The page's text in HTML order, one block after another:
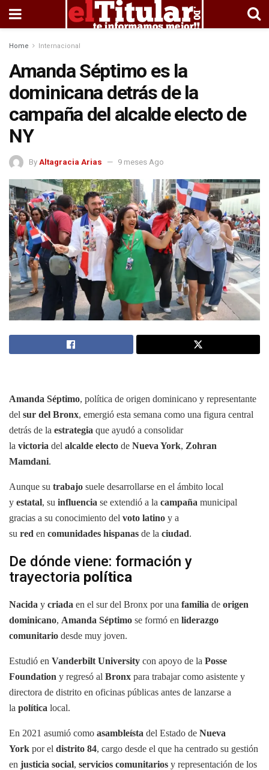
Home Internacional
Amanda Séptimo es la
dominicana detrás de la
campaña del alcalde electo de
NY
By Altagracia Arias 9 meses Ago
Amanda Séptimo, política de origen dominicano y representante
del sur del Bronx, emergió esta semana como una figura central
detrás de la estrategia que ayudó a consolidar
la victoria del alcalde electo de Nueva York, Zohran
Mamdani.
Aunque su trabajo suele desarrollarse en el ámbito local
y estatal, su influencia se extendió a la campaña municipal
gracias a su conocimiento del voto latino y a
su red en comunidades hispanas de la ciudad.
De dónde viene: formación y
trayectoria política
Nacida y criada en el sur del Bronx por una familia de origen
dominicano, Amanda Séptimo se formó en liderazgo
comunitario desde muy joven.
Estudió en Vanderbilt University con apoyo de la Posse
Foundation y regresó al Bronx para trabajar como asistente y
directora de distrito en oficinas públicas antes de lanzarse a
la política local.
En 2021 asumió como asambleísta del Estado de Nueva
York por el distrito 84, cargo desde el que ha centrado su gestión
en justicia social, servicios comunitarios y representación de los